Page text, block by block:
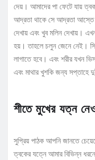
দেয়। আমাদের পা ফেটে যায়
আদ্রতা থাকে সে আদ্রতা আস্তে
দেখায় এবং খুব মলিন দেখায়।
হয়। তাহলে চলুন জেনে নেই।
লাগাতে হবে। এবং শরীর যখন
এবং মাথার খুশকি জন্য সপ্তাহে
শীতে মুখের যত্ন
সুপ্রিয় পাঠক আপনি জানতে
ত্বকের যত্নে আমার বিভিন্ন